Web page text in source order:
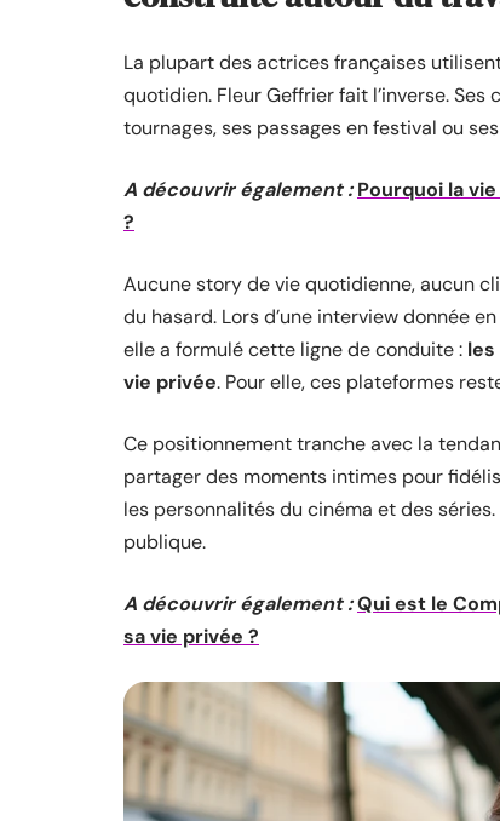
La plupart des actrices françaises
quotidien. Fleur Geffrier fait l’inverse.
tournages, ses passages en festival ou
A découvrir également : Pourquoi la
?
Aucune story de vie quotidienne, aucun
du hasard. Lors d’une interview donnée
elle a formulé cette ligne de conduite :
vie privée. Pour elle, ces plateformes
Ce positionnement tranche avec la
partager des moments intimes pour
les personnalités du cinéma et des
publique.
A découvrir également :Qui est le
sa vie privée ?